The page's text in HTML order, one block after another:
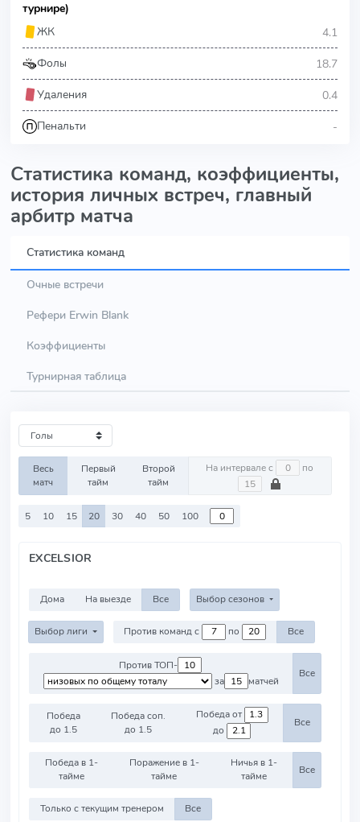
турнире)
ЖК
4.1
Фолы 18.7
Удаления 0.4
Пенальти -
Статистика команд, коэффициенты,
история личных встреч, главный
арбитр матча
Статистика команд
Очные встречи
Рефери Erwin Blank
Коэффициенты
Турнирная таблица
Весь
матч
Первый
тайм
Второй
тайм
На интервале с по
5 10 15 20 30 40 50 100
EXCELSIOR
Дома На выезде Все Выбор сезонов
Выбор лиги Против команд с по Все
Против ТОП-
за
матчей
Все
Победа
до 1.5
Победа соп.
до 1.5
Победа от
до
Все
Победа в 1-
тайме
Поражение в 1-
тайме
Ничья в 1-
тайме
Все
Только с текущим тренером Все